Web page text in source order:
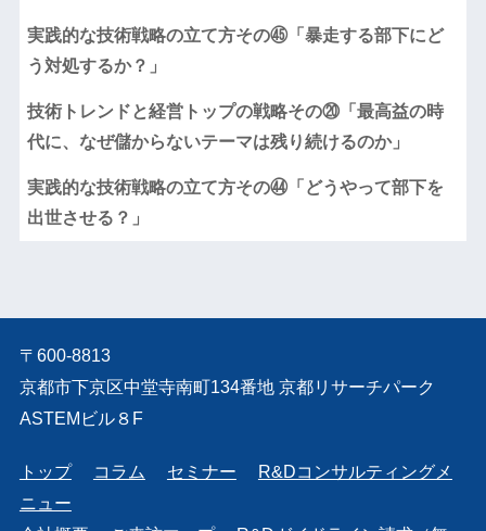
実践的な技術戦略の立て方その㊺「暴走する部下にど
う対処するか？」
技術トレンドと経営トップの戦略その⑳「最高益の時
代に、なぜ儲からないテーマは残り続けるのか」
実践的な技術戦略の立て方その㊹「どうやって部下を
出世させる？」
〒600-8813
京都市下京区中堂寺南町134番地 京都リサーチパーク
ASTEMビル８F
トップ コラム セミナー
R&Dコンサルティングメ
ニュー